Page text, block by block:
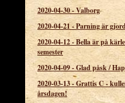
2020-04-30-Valborg
2020-04-21-Parning är
2020-04-12-Bella är på
semester
2020-04-09-Glad påsk /
2020-03-13-Grattis C -
årsdagen!